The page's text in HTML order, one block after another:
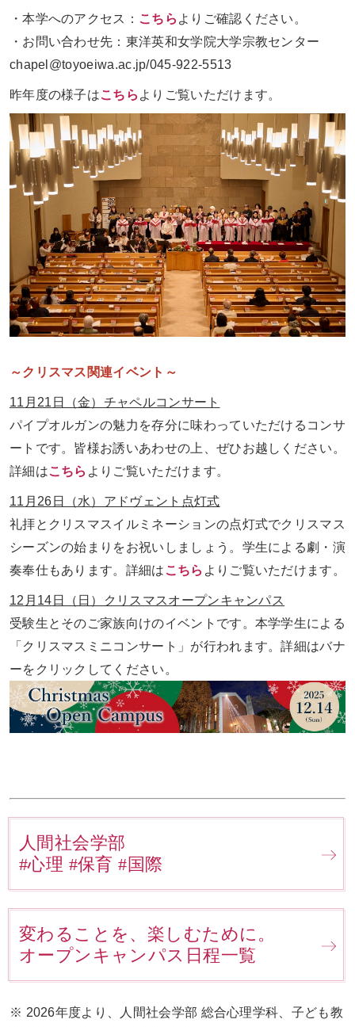
・本学へのアクセス： こちら よりご確認ください。
・お問い合わせ先：東洋英和女学院大学宗教センター
chapel@toyoeiwa.ac.jp/045-922-5513
昨年度の様子はこちら よりご覧いただけます。
～クリスマス関連イベント～
11 月 21 日（金）チャペルコンサート
パイプオルガンの魅力を存分に味わっていただけるコンサ
ートです。皆様お誘いあわせの上、ぜひお越しください。
詳細はこちら よりご覧いただけます。
11 月 26 日（水）アドヴェント点灯式
礼拝とクリスマスイルミネーションの点灯式でクリスマス
シーズンの始まりをお祝いしましょう。学生による劇・演
奏奉仕もあります。詳細は こちら よりご覧いただけます。
12 月 14 日（日）クリスマスオープンキャンパス
受験生とそのご家族向けのイベントです。本学学生による
「クリスマスミニコンサート」が行われます。詳細はバナ
ーをクリックしてください。
人間社会学部
#心理 #保育 #国際
変わることを、楽しむために。
オープンキャンパス日程一覧
※ 2026年度より、人間社会学部 総合心理学科、子ども教